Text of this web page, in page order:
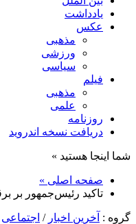
یادداشت
عکس
مذهبی
ورزشی
سیاسی
فیلم
مذهبی
علمی
روزنامه
دریافت نسخه اندروید
شما اینجا هستید »
صفحه اصلی »
تاکید رئیس‌جمهور بر
گروه : آخرین اخبار / اجتماعی